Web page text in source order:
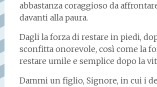
abbastanza coraggioso da
davanti alla paura.
Dagli la forza di restare in piedi,
sconfitta onorevole, così come la
restare umile e semplice dopo la
Dammi un figlio, Signore, in cui i